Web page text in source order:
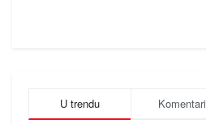
U trendu Komentari